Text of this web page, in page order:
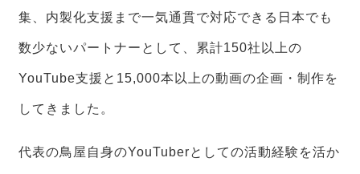
集、内製化支援まで一気通貫で対応できる日本でも
数少ないパートナーとして、累計150社以上の
YouTube支援と15,000本以上の動画の企画・制作を
してきました。
代表の鳥屋自身のYouTuberとしての活動経験を活か